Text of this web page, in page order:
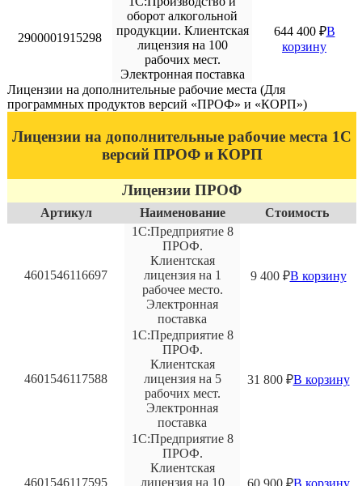
2900001915298
оборот алкогольной
продукции. Клиентская
лицензия на 100
рабочих мест.
Электронная поставка
644 400 ₽В
корзину
Лицензии на дополнительные рабочие места (Для
программных продуктов версий «ПРОФ» и «КОРП»)
Лицензии на дополнительные рабочие места 1С
версий ПРОФ и КОРП
Лицензии ПРОФ
Артикул Наименование Стоимость
4601546116697
1С:Предприятие 8
ПРОФ.
Клиентская
лицензия на 1
рабочее место.
Электронная
поставка
9 400 ₽В корзину
4601546117588
1С:Предприятие 8
ПРОФ.
Клиентская
лицензия на 5
рабочих мест.
Электронная
поставка
31 800 ₽В корзину
4601546117595
1С:Предприятие 8
ПРОФ.
Клиентская
лицензия на 10
60 900 ₽В корзину